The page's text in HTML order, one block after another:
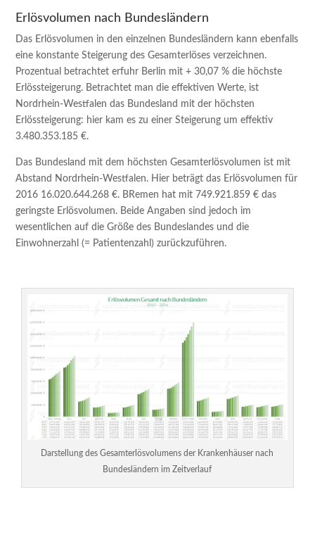
Erlösvolumen nach Bundesländern
Das Erlösvolumen in den einzelnen Bundesländern kann ebenfalls
eine konstante Steigerung des Gesamterlöses verzeichnen.
Prozentual betrachtet erfuhr Berlin mit + 30,07 % die höchste
Erlössteigerung. Betrachtet man die effektiven Werte, ist
Nordrhein-Westfalen das Bundesland mit der höchsten
Erlössteigerung: hier kam es zu einer Steigerung um effektiv
3.480.353.185 €.
Das Bundesland mit dem höchsten Gesamterlösvolumen ist mit
Abstand Nordrhein-Westfalen. Hier beträgt das Erlösvolumen für
2016 16.020.644.268 €. BRemen hat mit 749.921.859 € das
geringste Erlösvolumen. Beide Angaben sind jedoch im
wesentlichen auf die Größe des Bundeslandes und die
Einwohnerzahl (= Patientenzahl) zurückzuführen.
Darstellung des Gesamterlösvolumens der Krankenhäuser nach
Bundesländern im Zeitverlauf